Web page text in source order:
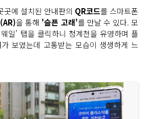
곳에 설치된 안내판의 QR코드를 스마트폰
을 통해 '슬픈 고래'를 만날 수 있다. 모
일’ 탭을 클릭하니 청계천을 유영하며 플
보였는데 고통받는 모습이 생생하게 느